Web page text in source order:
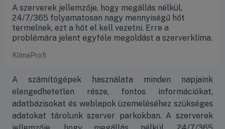
A szerverek jellemzője, hogy megállás nélkül,
24/7/365 folyamatosan nagy mennyiségű hőt
termelnek, ezt a hőt el kell vezetni. Erre a
problémára jelent egyféle megoldást a szerverklíma.
KlímaProfi
A számítógépek használata minden napjaink
elengedhetetlen része, fontos információkat,
adatbázisokat és weblapok üzemeléséhez szükséges
adatokat tárolunk szerver parkokban. A szerverek